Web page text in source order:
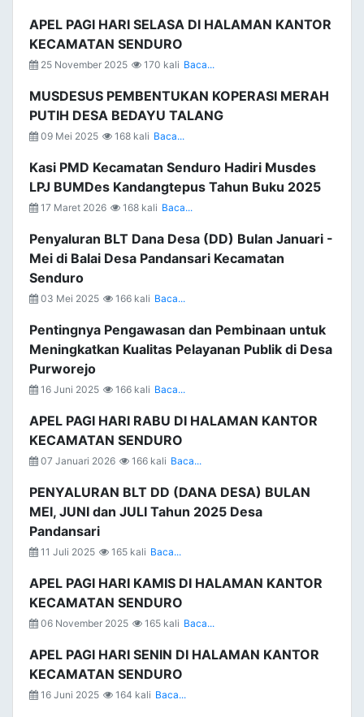
APEL PAGI HARI SELASA DI HALAMAN KANTOR
KECAMATAN SENDURO
25 November 2025 170 kali Baca...
MUSDESUS PEMBENTUKAN KOPERASI MERAH
PUTIH DESA BEDAYU TALANG
09 Mei 2025 168 kali Baca...
Kasi PMD Kecamatan Senduro Hadiri Musdes
LPJ BUMDes Kandangtepus Tahun Buku 2025
17 Maret 2026 168 kali Baca...
Penyaluran BLT Dana Desa (DD) Bulan Januari -
Mei di Balai Desa Pandansari Kecamatan
Senduro
03 Mei 2025 166 kali Baca...
Pentingnya Pengawasan dan Pembinaan untuk
Meningkatkan Kualitas Pelayanan Publik di Desa
Purworejo
16 Juni 2025 166 kali Baca...
APEL PAGI HARI RABU DI HALAMAN KANTOR
KECAMATAN SENDURO
07 Januari 2026 166 kali Baca...
PENYALURAN BLT DD (DANA DESA) BULAN
MEI, JUNI dan JULI Tahun 2025 Desa
Pandansari
11 Juli 2025 165 kali Baca...
APEL PAGI HARI KAMIS DI HALAMAN KANTOR
KECAMATAN SENDURO
06 November 2025 165 kali Baca...
APEL PAGI HARI SENIN DI HALAMAN KANTOR
KECAMATAN SENDURO
16 Juni 2025 164 kali Baca...